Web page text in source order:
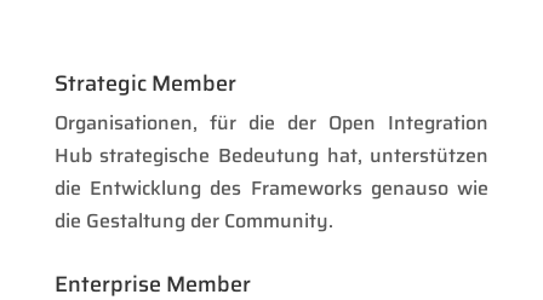
Strategic Member
Organisationen, für die der Open Integration
Hub strategische Bedeutung hat, unterstützen
die Entwicklung des Frameworks genauso wie
die Gestaltung der Community.
Enterprise Member